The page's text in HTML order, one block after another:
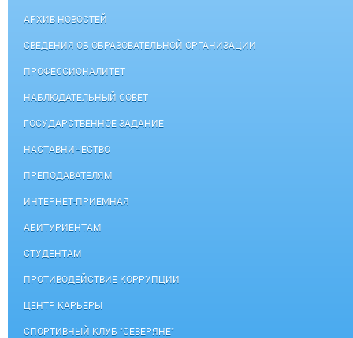
АРХИВ НОВОСТЕЙ
СВЕДЕНИЯ ОБ ОБРАЗОВАТЕЛЬНОЙ ОРГАНИЗАЦИИ
ПРОФЕССИОНАЛИТЕТ
НАБЛЮДАТЕЛЬНЫЙ СОВЕТ
ГОСУДАРСТВЕННОЕ ЗАДАНИЕ
НАСТАВНИЧЕСТВО
ПРЕПОДАВАТЕЛЯМ
ИНТЕРНЕТ-ПРИЕМНАЯ
АБИТУРИЕНТАМ
СТУДЕНТАМ
ПРОТИВОДЕЙСТВИЕ КОРРУПЦИИ
ЦЕНТР КАРЬЕРЫ
СПОРТИВНЫЙ КЛУБ "СЕВЕРЯНЕ"